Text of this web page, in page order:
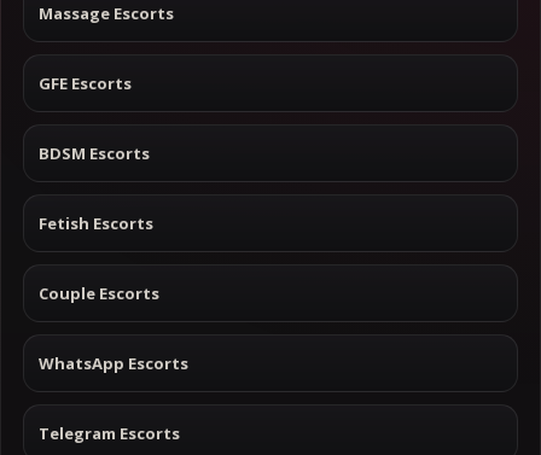
Massage Escorts
GFE Escorts
BDSM Escorts
Fetish Escorts
Couple Escorts
WhatsApp Escorts
Telegram Escorts